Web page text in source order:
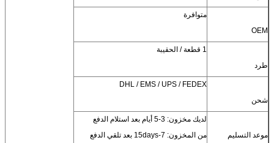
OEM
متوافرة
طرد
1 قطعة / الحقيبة
شحن
DHL / EMS / UPS / FEDEX
موعد التسليم
لديك مخزون: 3-5 أيام بعد استلام الدفع
من المخزون: 7-15days بعد تلقي الدفع